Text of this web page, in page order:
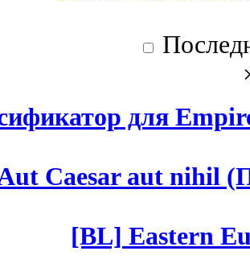
для
Caesar aut nihil
[BL] Eastern